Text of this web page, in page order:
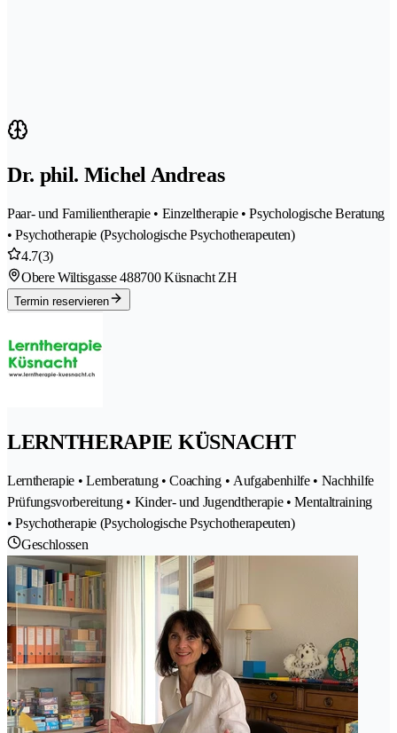
Dr. phil. Michel Andreas
Paar- und Familientherapie • Einzeltherapie • Psychologische Beratung
• Psychotherapie (Psychologische Psychotherapeuten)
4.7(3)
Obere Wiltisgasse 488700 Küsnacht ZH
Termin reservieren
LERNTHERAPIE KÜSNACHT
Lerntherapie • Lernberatung • Coaching • Aufgabenhilfe • Nachhilfe
Prüfungsvorbereitung • Kinder- und Jugendtherapie • Mentaltraining
• Psychotherapie (Psychologische Psychotherapeuten)
Geschlossen